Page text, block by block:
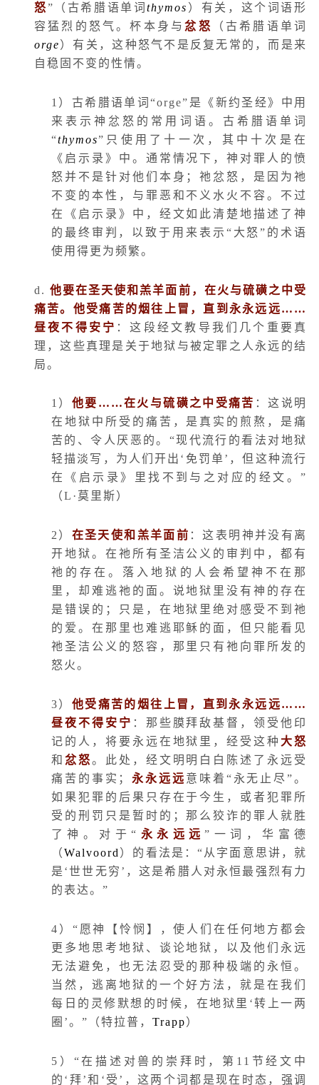
怒”（古希腊语单词thymos ）有关，这个词语形
容猛烈的怒气。杯本身与忿怒
（古希腊语单词
orge）有关，这种怒气不是反复无常的，而是来
自稳固不变的性情。
1 ）古希腊语单词“orge”是《新约圣经》中用
来表示神忿怒的常用词语。古希腊语单词
“thymos”只使用了十一次，其中十次是在
《启示录》中。通常情况下，神对罪人的愤
怒并不是针对他们本身；祂忿怒，是因为祂
不变的本性，与罪恶和不义水火不容。不过
在《启示录》中，经文如此清楚地描述了神
的最终审判，以致于用来表示“大怒”的术语
使用得更为频繁。
d. 他要在圣天使和羔羊面前，在火与硫磺之中受
痛苦。他受痛苦的烟往上冒，直到永永远远……
昼夜不得安宁 ：这段经文教导我们几个重要真
理，这些真理是关于地狱与被定罪之人永远的结
局。
1 ） 他要……在火与硫磺之中受痛苦 ：这说明
在地狱中所受的痛苦，是真实的煎熬，是痛
苦的、令人厌恶的。“现代流行的看法对地狱
轻描淡写，为人们开出‘免罚单’，但这种流行
在《启示录》里找不到与之对应的经文。”
（L ·莫里斯）
2 ） 在圣天使和羔羊面前 ：这表明神并没有离
开地狱。在祂所有圣洁公义的审判中，都有
祂的存在。落入地狱的人会希望神不在那
里，却难逃祂的面。说地狱里没有神的存在
是错误的；只是，在地狱里绝对感受不到祂
的爱。在那里也难逃耶稣的面，但只能看见
祂圣洁公义的怒容，那里只有祂向罪所发的
怒火。
3） 他受痛苦的烟往上冒，直到永永远远……
昼夜不得安宁 ：那些膜拜敌基督，领受他印
记的人，将要永远在地狱里，经受这种 大怒
和 忿怒。此处，经文明明白白陈述了永远受
痛苦的事实； 永永远远 意味着“永无止尽”。
如果犯罪的后果只存在于今生，或者犯罪所
受的刑罚只是暂时的；那么狡诈的罪人就胜
了神。对于“ 永永远远”一词，华富德
（Walvoord ）的看法是：“从字面意思讲，就
是‘世世无穷’，这是希腊人对永恒最强烈有力
的表达。”
4 ）“愿神【怜悯】，使人们在任何地方都会
更多地思考地狱、谈论地狱，以及他们永远
无法避免，也无法忍受的那种极端的永恒。
当然，逃离地狱的一个好方法，就是在我们
每日的灵修默想的时候，在地狱里‘转上一两
圈’。”（特拉普， Trapp）
5 ）“在描述对兽的崇拜时，第 11 节经文中
的‘拜’和‘受’，这两个词都是现在时态，强调